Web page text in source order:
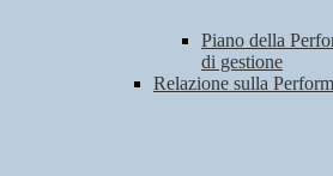
Piano della
di gestione
Relazione sulla